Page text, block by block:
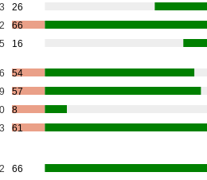
26
66
16
54
57
8
61
66